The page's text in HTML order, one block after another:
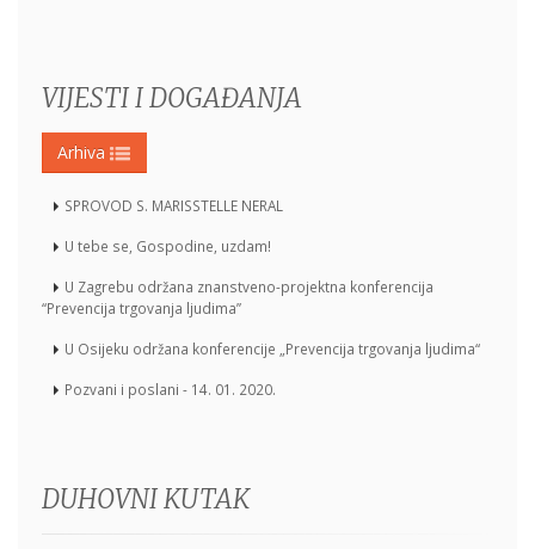
VIJESTI I DOGAĐANJA
Arhiva
SPROVOD S. MARISSTELLE NERAL
U tebe se, Gospodine, uzdam!
U Zagrebu održana znanstveno-projektna konferencija
“Prevencija trgovanja ljudima”
U Osijeku održana konferencije „Prevencija trgovanja ljudima“
Pozvani i poslani - 14. 01. 2020.
DUHOVNI KUTAK